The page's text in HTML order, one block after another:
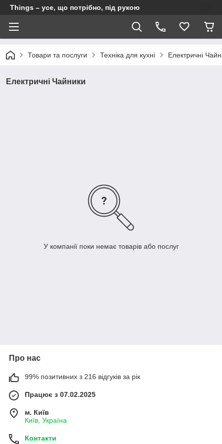
Things – усе, що потрібно, під рукою
Товари та послуги Техніка для кухні Електричні
Електричні Чайники
У компанії поки немає товарів або послуг
Про нас
99% позитивних з 216 відгуків за рік
Працює з 07.02.2025
м. Київ
Київ, Україна
Контакти